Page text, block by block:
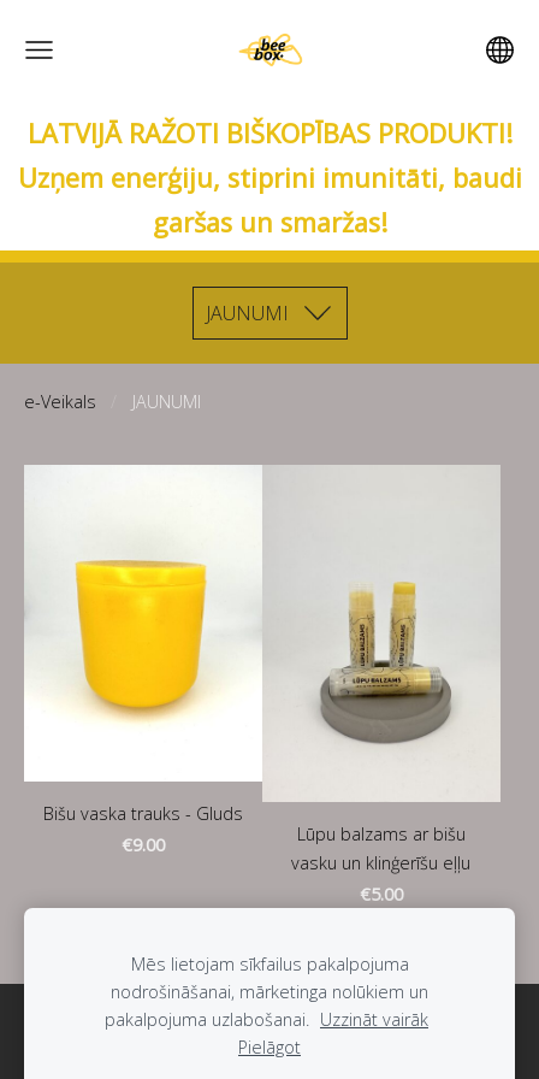
LATVIJĀ RAŽOTI BIŠKOPĪBAS PRODUKTI!
Uzņem enerģiju, stiprini imunitāti, baudi
garšas un smaržas!
JAUNUMI
e-Veikals JAUNUMI
Bišu vaska trauks - Gluds
€9.00
Lūpu balzams ar bišu
vasku un klinģerīšu eļļu
€5.00
Sīkdatnes
Mēs lietojam sīkfailus pakalpojuma
nodrošināšanai, mārketinga nolūkiem un
pakalpojuma uzlabošanai. Uzzināt vairāk
Pielāgot